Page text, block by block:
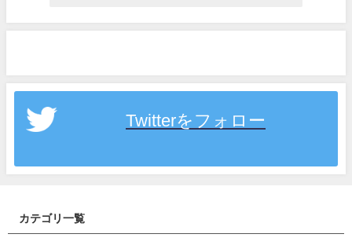
Twitterをフォロー
カテゴリ一覧